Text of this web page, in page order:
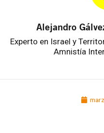
Alejandro
Experto en Israel y
Amnistía